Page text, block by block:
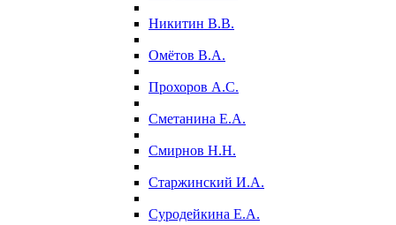
Никитин В.В.
Омётов В.А.
Прохоров А.С.
Сметанина Е.А.
Смирнов Н.Н.
Старжинский И.А.
Суродейкина Е.А.